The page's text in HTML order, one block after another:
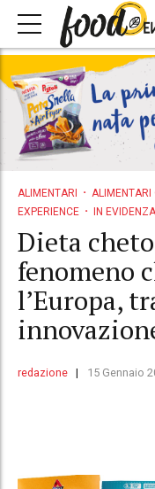
ALIMENTARI ALIMENTARI
EXPERIENCE
IN EVIDENZA
Dieta
fenomeno
l’Europa,
redazione 15 Gennaio